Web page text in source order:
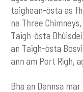
taighean-òsta as
na Three
Taigh-òsta
an Taigh-òsta
ann am Port Rìgh,
Bha an Dannsa